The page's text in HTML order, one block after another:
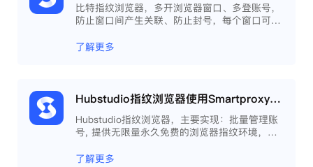
比特指纹浏览器，多开浏览器窗口、多登账号，
防止窗口间产生关联、防止封号，每个窗口可以
相互间完全环境独立、隔离，避免关联封号。
了解更多
Hubstudio指纹浏览器使用Smartproxy教程
Hubstudio指纹浏览器，主要实现：批量管理账
号, 提供无限量永久免费的浏览器指纹环境，并
工作效率 。
了解更多